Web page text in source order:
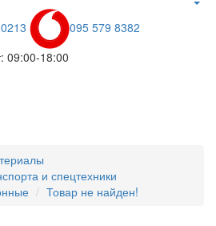
095 579 8382
09:00-18:00
и спецтехники
Товар не найден!